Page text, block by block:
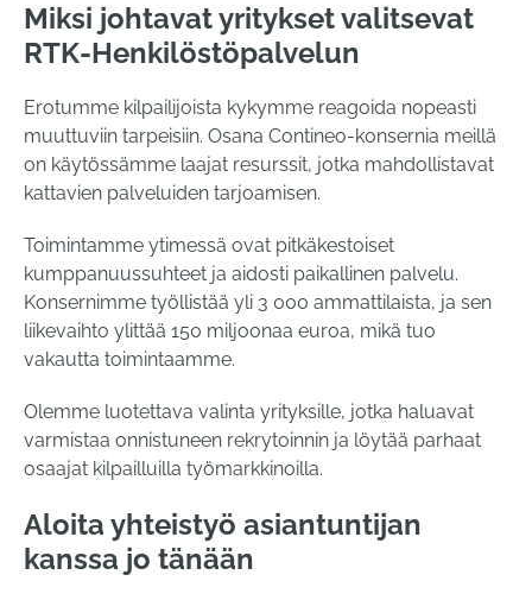
Miksi johtavat yritykset valitsevat
RTK-Henkilöstöpalvelun
Erotumme kilpailijoista kykymme reagoida nopeasti
muuttuviin tarpeisiin. Osana Contineo-konsernia meillä
on käytössämme laajat resurssit, jotka mahdollistavat
kattavien palveluiden tarjoamisen.
Toimintamme ytimessä ovat pitkäkestoiset
kumppanuussuhteet ja aidosti paikallinen palvelu.
Konsernimme työllistää yli 3 000 ammattilaista, ja sen
liikevaihto ylittää 150 miljoonaa euroa, mikä tuo
vakautta toimintaamme.
Olemme luotettava valinta yrityksille, jotka haluavat
varmistaa onnistuneen rekrytoinnin ja löytää parhaat
osaajat kilpailluilla työmarkkinoilla.
Aloita yhteistyö asiantuntijan
kanssa jo tänään